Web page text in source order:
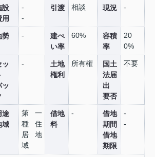
設
用
-
-
引渡 相談 現況 -
勢 -
建ぺ
い率
60%
容積
率
20
0%
ッ
ッ
-
土地
権利
所有権
国土
法届
出
要否
不要
途
域
第一
種住
居地
域
借地
料
-
借地
期間
借地
期限
-
-